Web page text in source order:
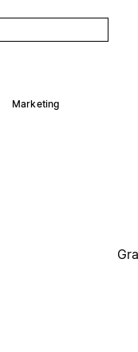
Marketing